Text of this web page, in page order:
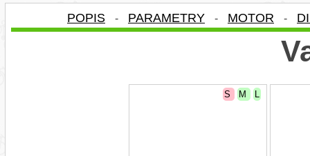
POPIS - PARAMETRY - MOTOR -
S M L